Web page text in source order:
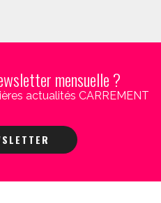
mensuelle ?
actualités CARREMENT